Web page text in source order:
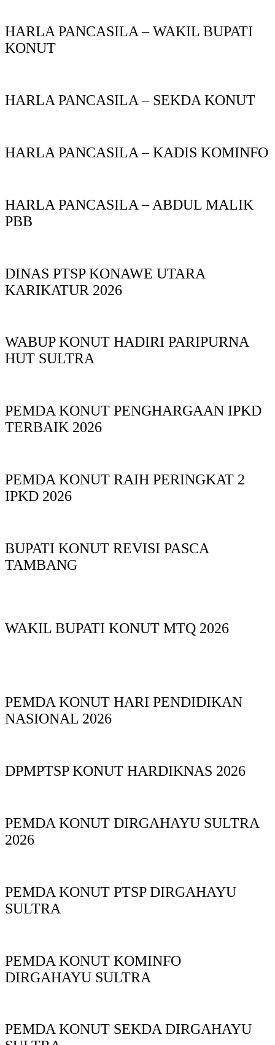
HARLA PANCASILA – WAKIL BUPATI
KONUT
HARLA PANCASILA – SEKDA KONUT
HARLA PANCASILA – KADIS KOMINFO
HARLA PANCASILA – ABDUL MALIK
PBB
DINAS PTSP KONAWE UTARA
KARIKATUR 2026
WABUP KONUT HADIRI PARIPURNA
HUT SULTRA
PEMDA KONUT PENGHARGAAN IPKD
TERBAIK 2026
PEMDA KONUT RAIH PERINGKAT 2
IPKD 2026
BUPATI KONUT REVISI PASCA
TAMBANG
WAKIL BUPATI KONUT MTQ 2026
PEMDA KONUT HARI PENDIDIKAN
NASIONAL 2026
DPMPTSP KONUT HARDIKNAS 2026
PEMDA KONUT DIRGAHAYU SULTRA
2026
PEMDA KONUT PTSP DIRGAHAYU
SULTRA
PEMDA KONUT KOMINFO
DIRGAHAYU SULTRA
PEMDA KONUT SEKDA DIRGAHAYU